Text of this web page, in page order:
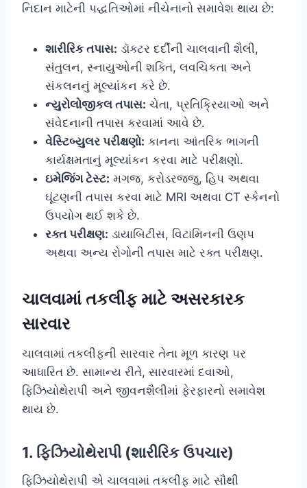
નિદાન માટેની પદ્ધતિઓમાં નીચેનાનો સમાવેશ થાય છે:
શારીરિક તપાસ: ડૉક્ટર દર્દીની ચાલવાની શૈલી,
સંતુલન, સ્નાયુઓની શક્તિ, લવચિકતા અને
સંકલનનું મૂલ્યાંકન કરે છે.
ન્યુરોલોજીકલ તપાસ: ચેતા, પ્રતિક્રિયાઓ અને
સંવેદનાની તપાસ કરવામાં આવે છે.
વેસ્ટિબ્યુલર પરીક્ષણો: કાનના આંતરિક ભાગની
કાર્યક્ષમતાનું મૂલ્યાંકન કરવા માટે પરીક્ષણો.
ઇમેજિંગ ટેસ્ટ: મગજ, કરોડરજ્જુ, હિપ અથવા
ઘૂંટણની તપાસ કરવા માટે MRI અથવા CT સ્કેનનો
ઉપયોગ થઈ શકે છે.
રક્ત પરીક્ષણ: ડાયાબિટીસ, વિટામિનની ઉણપ
અથવા અન્ય રોગોની તપાસ માટે રક્ત પરીક્ષણ.
ચાલવામાં તકલીફ માટે અસરકારક
સારવાર
ચાલવામાં તકલીફની સારવાર તેના મૂળ કારણ પર
આધારિત છે. સામાન્ય રીતે, સારવારમાં દવાઓ,
ફિઝિયોથેરાપી અને જીવનશૈલીમાં ફેરફારનો સમાવેશ
થાય છે.
1. ફિઝિયોથેરાપી (શારીરિક ઉપચાર)
ફિઝિયોથેરાપી એ ચાલવામાં તકલીફ માટે સૌથી